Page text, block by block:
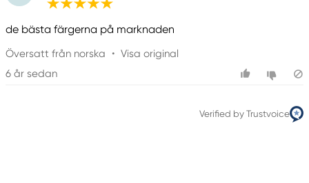
de bästa färgerna på marknaden
Översatt från norska • Visa original
6 år sedan
Verified by Trustvoice